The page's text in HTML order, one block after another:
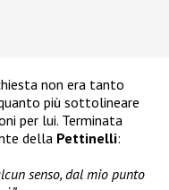
non era tanto
più sottolineare
per lui. Terminata
della Pettinelli:
senso, dal mio punto